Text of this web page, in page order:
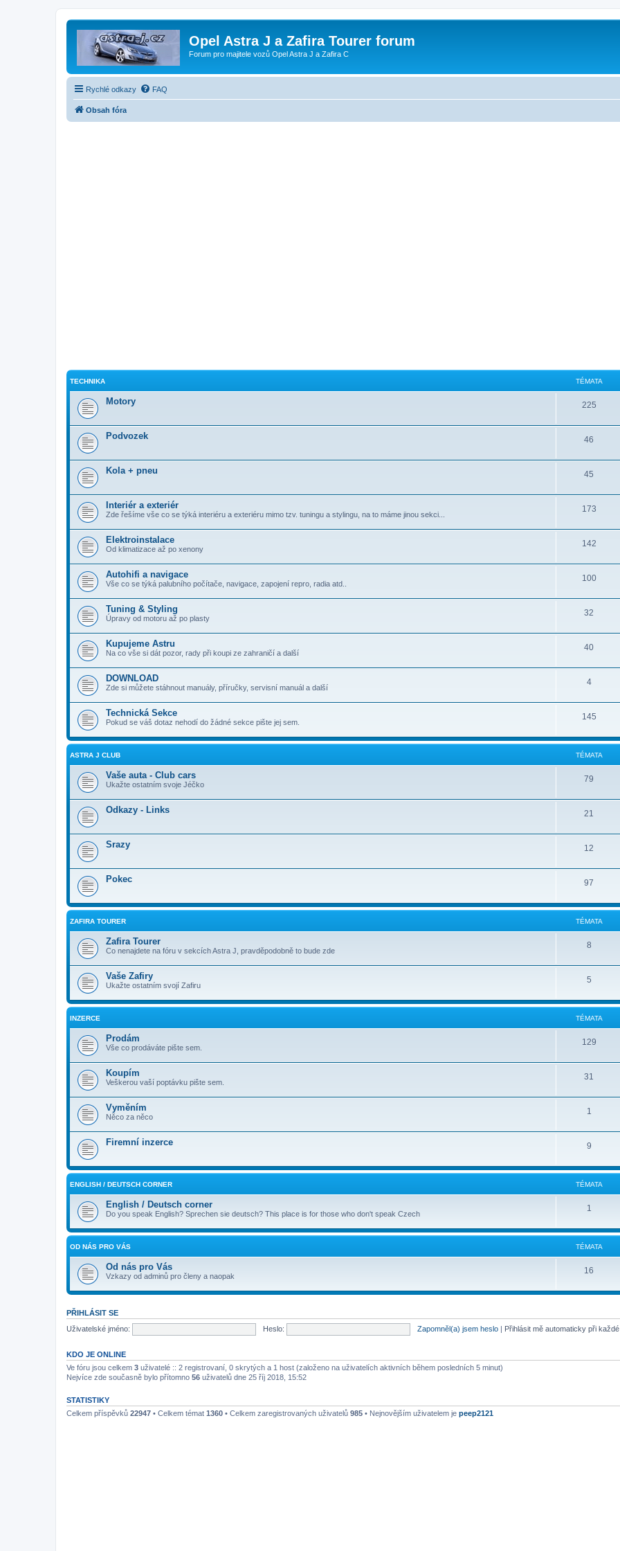
Opel Astra J a Zafira Tourer forum
Forum pro majitele vozů Opel Astra J a Zafira C
Rychlé odkazy FAQ
Obsah fóra
TECHNIKA TÉMATA
Motory 225
Podvozek 46
Kola + pneu 45
Interiér a exteriér
Zde řešíme vše co se týká interiéru a exteriéru mimo tzv. tuningu a stylingu, na to máme jinou sekci...
173
Elektroinstalace
Od klimatizace až po xenony
142
Autohifi a navigace
Vše co se týká palubního počítače, navigace, zapojení repro, radia atd..
100
Tuning & Styling
Úpravy od motoru až po plasty
32
Kupujeme Astru
Na co vše si dát pozor, rady při koupi ze zahraničí a další
40
DOWNLOAD
Zde si můžete stáhnout manuály, příručky, servisní manuál a další
4
Technická Sekce
Pokud se váš dotaz nehodí do žádné sekce pište jej sem.
145
ASTRA J CLUB TÉMATA
Vaše auta - Club cars
Ukažte ostatním svoje Jéčko
79
Odkazy - Links 21
Srazy 12
Pokec 97
ZAFIRA TOURER TÉMATA
Zafira Tourer
Co nenajdete na fóru v sekcích Astra J, pravděpodobně to bude zde
8
Vaše Zafiry
Ukažte ostatním svojí Zafiru
5
INZERCE TÉMATA
Prodám
Vše co prodáváte pište sem.
129
Koupím
Veškerou vaší poptávku pište sem.
31
Vyměním
Něco za něco
1
Firemní inzerce 9
ENGLISH / DEUTSCH CORNER TÉMATA
English / Deutsch corner
Do you speak English? Sprechen sie deutsch? This place is for those who don't speak Czech
1
OD NÁS PRO VÁS TÉMATA
Od nás pro Vás
Vzkazy od adminů pro členy a naopak
16
PŘIHLÁSIT SE
Uživatelské jméno:
Heslo: Zapomněl(a) jsem heslo | Přihlásit mě automaticky při
KDO JE ONLINE
Ve fóru jsou celkem 3 uživatelé :: 2 registrovaní, 0 skrytých a 1 host (založeno na uživatelích aktivních během posledních 5 minut)
Nejvíce zde současně bylo přítomno 56 uživatelů dne 25 říj 2018, 15:52
STATISTIKY
Celkem příspěvků 22947 • Celkem témat 1360 • Celkem zaregistrovaných uživatelů 985 • Nejnovějším uživatelem je peep2121